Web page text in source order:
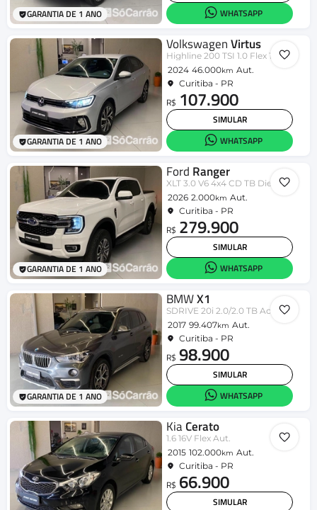
GARANTIA DE 1 ANO
WHATSAPP
GARANTIA DE 1 ANO
VolkswagenVirtus
Highline 200 TSI 1.0 Flex 12V Aut
2024 46.000km Aut.
Curitiba - PR
R$ 107.900
SIMULAR
WHATSAPP
GARANTIA DE 1 ANO
Ford Ranger
XLT 3.0 V6 4x4 CD TB Die. Aut.
2026 2.000km Aut.
Curitiba - PR
R$ 279.900
SIMULAR
WHATSAPP
GARANTIA DE 1 ANO
BMWX1
SDRIVE 20i 2.0/2.0 TB Acti.Flex Aut.
2017 99.407km Aut.
Curitiba - PR
R$ 98.900
SIMULAR
WHATSAPP
KiaCerato
1.6 16V Flex Aut.
2015 102.000km Aut.
Curitiba - PR
R$ 66.900
SIMULAR